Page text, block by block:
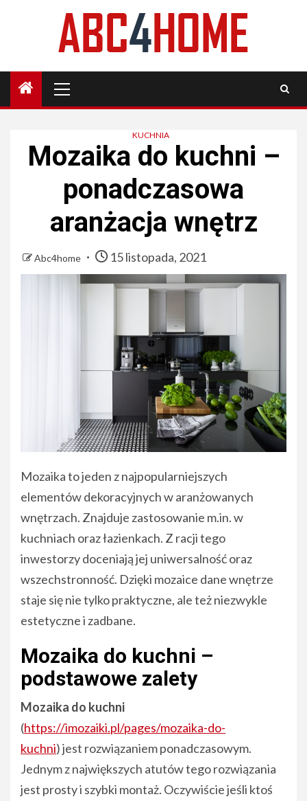
Menu
KUCHNIA
Mozaika do kuchni –
ponadczasowa
aranżacja wnętrz
Abc4home 15 listopada, 2021
Mozaika to jeden z najpopularniejszych
elementów dekoracyjnych w aranżowanych
wnętrzach. Znajduje zastosowanie m.in. w
kuchniach oraz łazienkach. Z racji tego
inwestorzy doceniają jej uniwersalność oraz
wszechstronność. Dzięki mozaice dane wnętrze
staje się nie tylko praktyczne, ale też niezwykle
estetyczne i zadbane.
Mozaika do kuchni –
podstawowe zalety
Mozaika do kuchni
(https://imozaiki.pl/pages/mozaika-do-
kuchni) jest rozwiązaniem ponadczasowym.
Jednym z największych atutów tego rozwiązania
jest prosty i szybki montaż. Oczywiście jeśli ktoś